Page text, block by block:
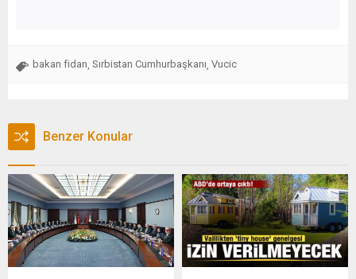
bakan fidan Sırbistan Cumhurbaşkanı Vucic
Benzer Konular